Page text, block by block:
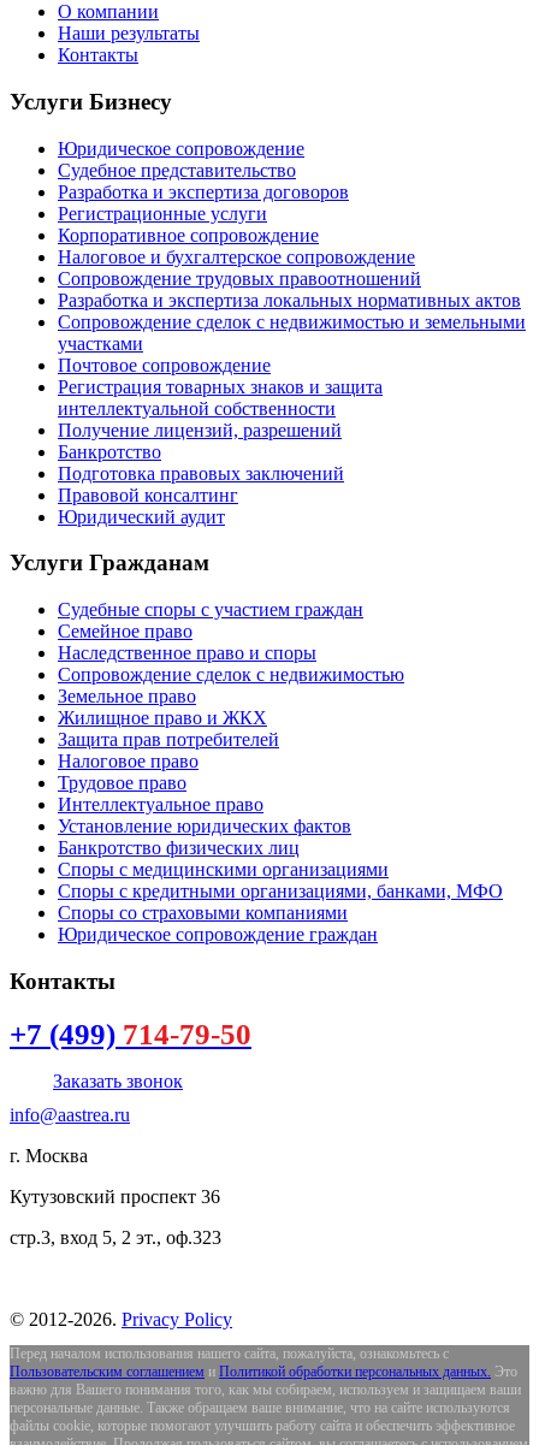
О компании
Наши результаты
Контакты
Услуги Бизнесу
Юридическое сопровождение
Судебное представительство
Разработка и экспертиза договоров
Регистрационные услуги
Корпоративное сопровождение
Налоговое и бухгалтерское сопровождение
Сопровождение трудовых правоотношений
Разработка и экспертиза локальных нормативных актов
Сопровождение сделок с недвижимостью и земельными
участками
Почтовое сопровождение
Регистрация товарных знаков и защита
интеллектуальной собственности
Получение лицензий, разрешений
Банкротство
Подготовка правовых заключений
Правовой консалтинг
Юридический аудит
Услуги Гражданам
Судебные споры с участием граждан
Семейное право
Наследственное право и споры
Сопровождение сделок с недвижимостью
Земельное право
Жилищное право и ЖКХ
Защита прав потребителей
Налоговое право
Трудовое право
Интеллектуальное право
Установление юридических фактов
Банкротство физических лиц
Споры с медицинскими организациями
Споры с кредитными организациями, банками, МФО
Споры со страховыми компаниями
Юридическое сопровождение граждан
Контакты
+7 (499) 714-79-50
Заказать звонок
info@aastrea.ru
г. Москва
Кутузовский проспект 36
стр.3, вход 5, 2 эт., оф.323
© 2012-2026. Privacy Policy
Перед началом использования нашего сайта, пожалуйста, ознакомьтесь с
Пользовательским соглашением и Политикой обработки персональных данных. Это
важно для Вашего понимания того, как мы собираем, используем и защищаем ваши
персональные данные. Также обращаем ваше внимание, что на сайте используются
файлы cookie, которые помогают улучшить работу сайта и обеспечить эффективное